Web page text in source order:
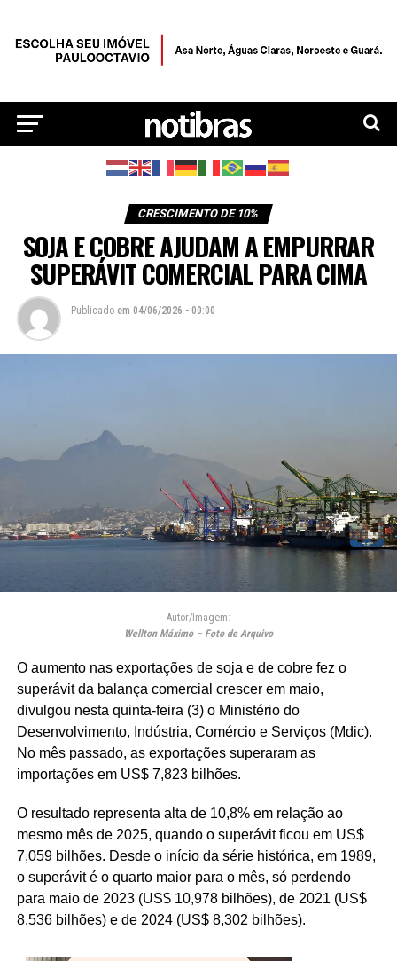
CRESCIMENTO DE 10%
SOJA E COBRE AJUDAM A EMPURRAR
SUPERÁVIT COMERCIAL PARA CIMA
Publicado em 04/06/2026 - 00:00
Autor/Imagem:
Wellton Máximo – Foto de Arquivo
O aumento nas exportações de soja e de cobre fez o
superávit da balança comercial crescer em maio,
divulgou nesta quinta-feira (3) o Ministério do
Desenvolvimento, Indústria, Comércio e Serviços (Mdic).
No mês passado, as exportações superaram as
importações em US$ 7,823 bilhões.
O resultado representa alta de 10,8% em relação ao
mesmo mês de 2025, quando o superávit ficou em US$
7,059 bilhões. Desde o início da série histórica, em 1989,
o superávit é o quarto maior para o mês, só perdendo
para maio de 2023 (US$ 10,978 bilhões), de 2021 (US$
8,536 bilhões) e de 2024 (US$ 8,302 bilhões).